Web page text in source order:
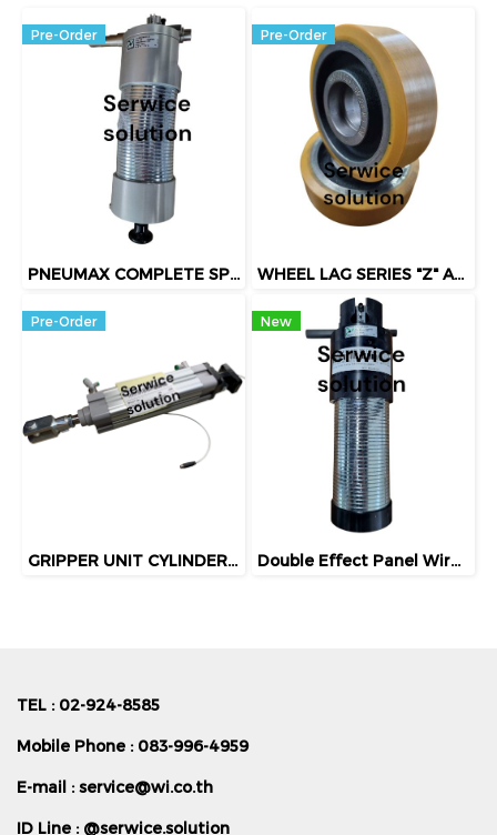
Pre-Order
PNEUMAX COMPLETE SPRING CLAMP (5420310134)
Pre-Order
WHEEL LAG SERIES "Z" ART.7004 S.C.(100x30)
Pre-Order
GRIPPER UNIT CYLINDER KIT FUTURA PNEUMAX
New
Double Effect Panel Wire Spring Gripper (5420310074)
TEL : 02-924-8585
Mobile Phone : 083-996-4959
E-mail :service@wi.co.th
ID Line : @serwice.solution